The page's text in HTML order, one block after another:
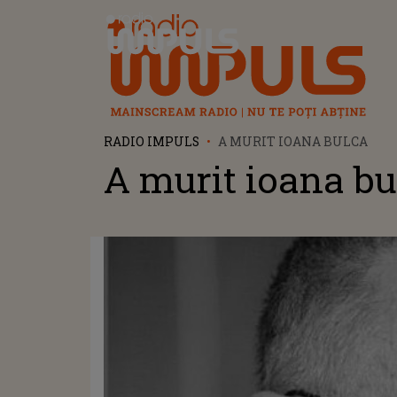
Radio Impuls
RADIO IMPULS A MURIT IOANA BULCA
A murit ioana